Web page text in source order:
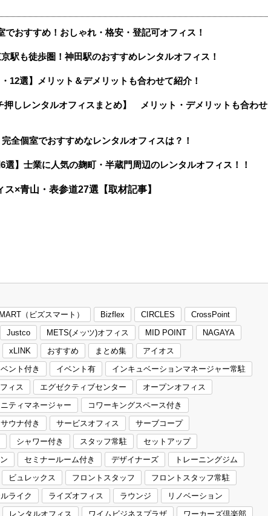
すすめ！おしゃれ・格安・登記可オフィス！
駅も徒歩圏！神田駅のおすすめレンタルオフィス！
12選】メリット＆デメリットも合わせて紹介！
しレンタルオフィスまとめ】 メリット・デメリットも合わせ
全個室でおすすめなレンタルオフィスは？！
】士業に人気の麹町・半蔵門周辺のレンタルオフィス！！
×青山・表参道27選【取材記事】
（ビズスマート） Bizflex CIRCLES
CrossPoint
Justco METS(メッツ)オフィス MID POINT
NAGAYA
xLINK おすすめ まとめ集
アイオス
ント付き イベント有
インキュベーションマネージャー常駐
ィス エグゼクティブセンター
オープンオフィス
ティマネージャー
コワーキングスペース付き
サウナ付き サービスオフィス
サーブコープ
シャワー付き スタッフ常駐
セットアップ
セミナールーム付き デザイナーズ
トレーニングジム
ビュレックス フロントスタッフ
フロントスタッフ常駐
ライク ライズオフィス ラウンジ
リノベーション
レンタルオフィス ワイムビジネスプラザ ワーカーズ倶楽部